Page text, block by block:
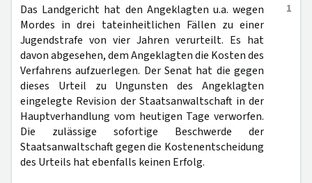
1
Das Landgericht hat den Angeklagten u.a. wegen
Mordes in drei tateinheitlichen Fällen zu einer
Jugendstrafe von vier Jahren verurteilt. Es hat
davon abgesehen, dem Angeklagten die Kosten des
Verfahrens aufzuerlegen. Der Senat hat die gegen
dieses Urteil zu Ungunsten des Angeklagten
eingelegte Revision der Staatsanwaltschaft in der
Hauptverhandlung vom heutigen Tage verworfen.
Die zulässige sofortige Beschwerde der
Staatsanwaltschaft gegen die Kostenentscheidung
des Urteils hat ebenfalls keinen Erfolg.